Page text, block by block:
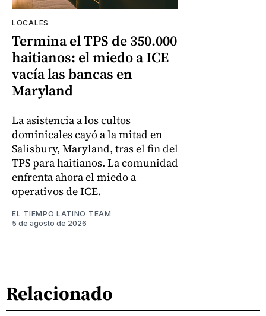
LOCALES
Termina el TPS de 350.000
haitianos: el miedo a ICE
vacía las bancas en
Maryland
La asistencia a los cultos
dominicales cayó a la mitad en
Salisbury, Maryland, tras el fin del
TPS para haitianos. La comunidad
enfrenta ahora el miedo a
operativos de ICE.
EL TIEMPO LATINO TEAM
5 de agosto de 2026
Relacionado